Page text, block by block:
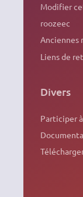
Modifier
roozeec
Anciennes
Liens de
Divers
Participer